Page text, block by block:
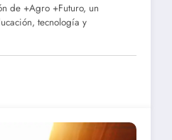
de +Agro +Futuro, un
tecnología y